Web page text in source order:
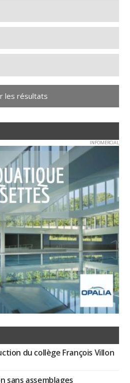
les résultats
INFOMERCIAL
du collège François Villon
sans assemblages